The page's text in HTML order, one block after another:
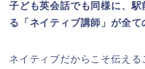
子ども英会話でも同様に、
る「ネイティブ講師」が全て
ネイティブだからこそ伝え